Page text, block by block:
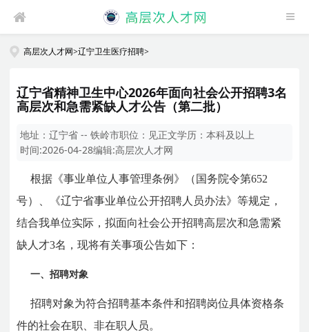
高层次人才网>辽宁卫生医疗招聘>
辽宁省精神卫生中心2026年面向社会公开招聘3名
高层次和急需紧缺人才公告（第二批）
地址：辽宁省 -- 铁岭市职位： 见正文学历：本科及以上
时间:2026-04-28编辑:高层次人才网
根据《事业单位人事管理条例》（国务院令第652
号）、《辽宁省事业单位公开招聘人员办法》等规定，
结合我单位实际，拟面向社会公开招聘高层次和急需紧
缺人才3名，现将有关事项公告如下：
一、招聘对象
招聘对象为符合招聘基本条件和招聘岗位具体资格条
件的社会在职、非在职人员。